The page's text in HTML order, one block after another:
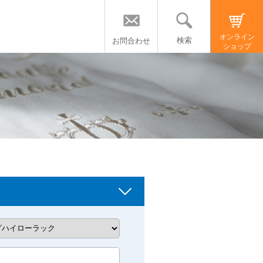
お問合わせ 検索
オンライン
ショップ